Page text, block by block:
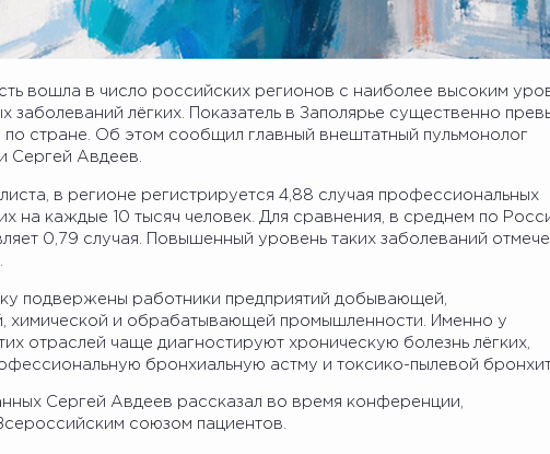
вошла в число российских регионов с наиболее высоким
заболеваний лёгких. Показатель в Заполярье существенно
по стране. Об этом сообщил главный внештатный пульмонолог
Сергей Авдеев.
в регионе регистрируется 4,88 случая профессиональных
на каждые 10 тысяч человек. Для сравнения, в среднем по
0,79 случая. Повышенный уровень таких заболеваний
подвержены работники предприятий добывающей,
химической и обрабатывающей промышленности. Именно у
отраслей чаще диагностируют хроническую болезнь лёгких,
бронхиальную астму и токсико-пылевой
Сергей Авдеев рассказал во время конференции,
союзом пациентов.